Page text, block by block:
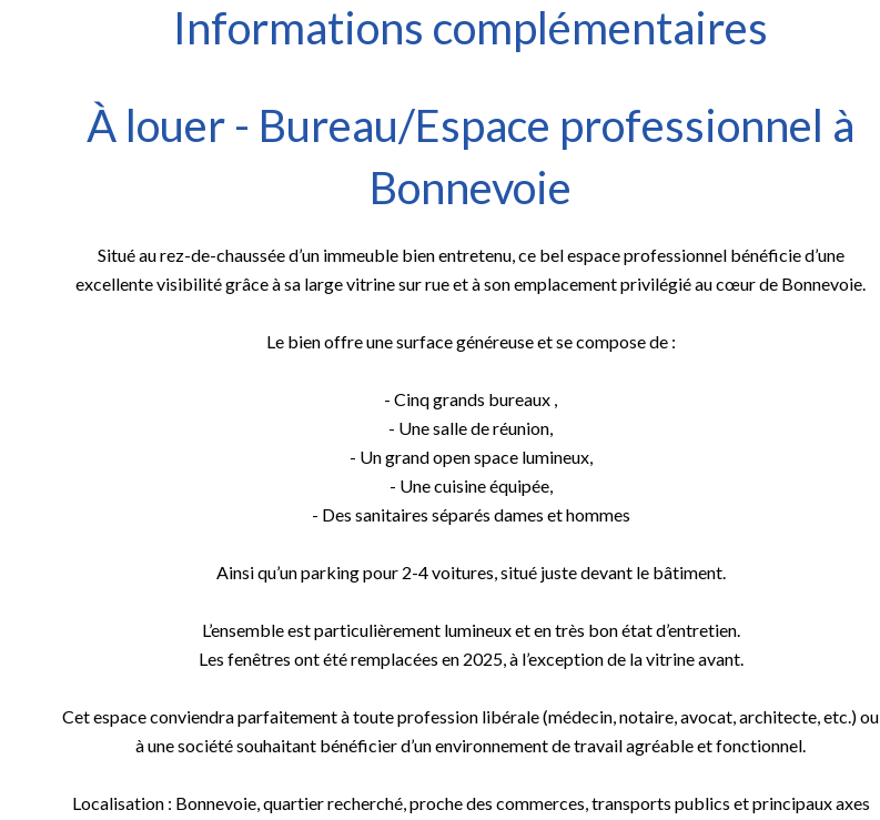
Informations complémentaires
À louer - Bureau/Espace professionnel à
Bonnevoie
Situé au rez-de-chaussée d’un immeuble bien entretenu, ce bel espace professionnel bénéficie d’une
excellente visibilité grâce à sa large vitrine sur rue et à son emplacement privilégié au cœur de Bonnevoie.
Le bien offre une surface généreuse et se compose de :
- Cinq grands bureaux ,
- Une salle de réunion,
- Un grand open space lumineux,
- Une cuisine équipée,
- Des sanitaires séparés dames et hommes
Ainsi qu’un parking pour 2-4 voitures, situé juste devant le bâtiment.
L’ensemble est particulièrement lumineux et en très bon état d’entretien.
Les fenêtres ont été remplacées en 2025, à l’exception de la vitrine avant.
Cet espace conviendra parfaitement à toute profession libérale (médecin, notaire, avocat, architecte, etc.) ou
à une société souhaitant bénéficier d’un environnement de travail agréable et fonctionnel.
Localisation : Bonnevoie, quartier recherché, proche des commerces, transports publics et principaux axes